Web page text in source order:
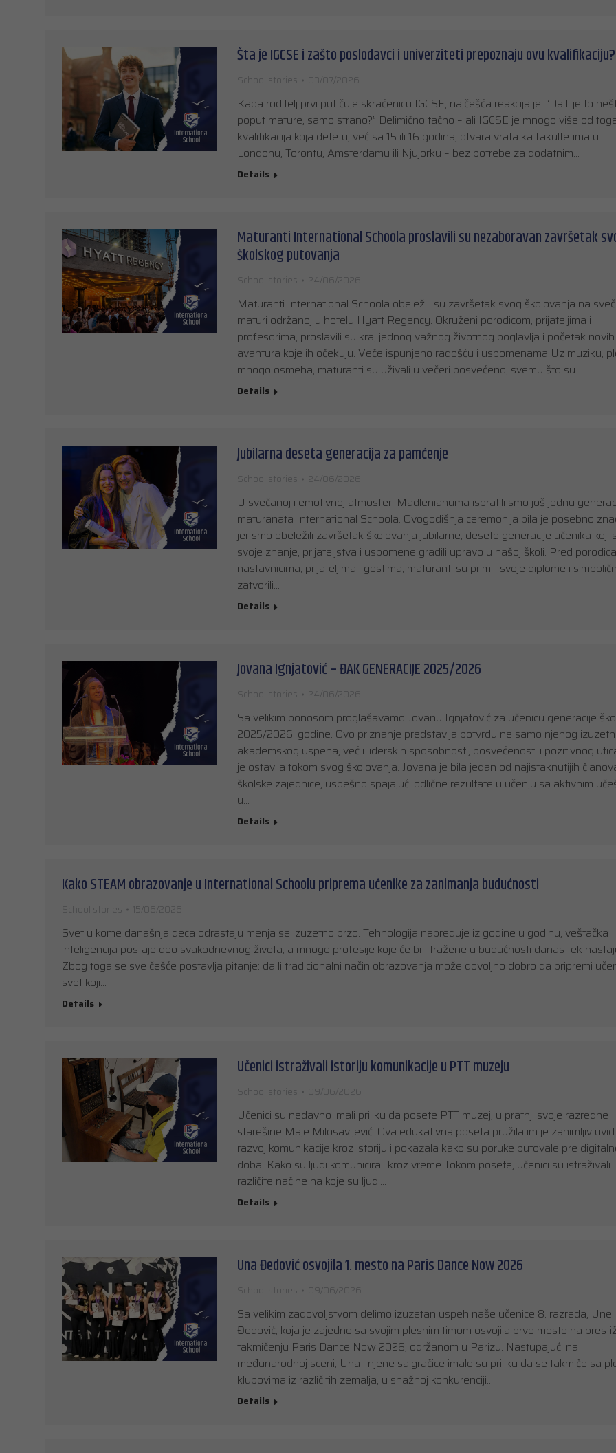
Šta je IGCSE i zašto poslodavci i univerziteti prepoznaju ovu kvalifikaciju?
School stories 03/07/2026
Kada roditelj prvi put čuje skraćenicu IGCSE, najčešća reakcija je: “Da li je to
poput mature, samo strano?” Delimično tačno – ali IGCSE je mnogo više od
kvalifikacija koja detetu, već sa 15 ili 16 godina, otvara vrata ka fakultetima u
Londonu, Torontu, Amsterdamu ili Njujorku – bez potrebe za dodatnim…
Details
Maturanti International Schoola proslavili su nezaboravan završetak
školskog putovanja
School stories 24/06/2026
Maturanti International Schoola obeležili su završetak svog školovanja na
maturi održanoj u hotelu Hyatt Regency. Okruženi porodicom, prijateljima i
profesorima, proslavili su kraj jednog važnog životnog poglavlja i početak novih
avantura koje ih očekuju. Veče ispunjeno radošću i uspomenama Uz muziku,
mnogo osmeha, maturanti su uživali u večeri posvećenoj svemu što su…
Details
Jubilarna deseta generacija za pamćenje
School stories 24/06/2026
U svečanoj i emotivnoj atmosferi Madlenianuma ispratili smo još jednu
maturanata International Schoola. Ovogodišnja ceremonija bila je posebno
jer smo obeležili završetak školovanja jubilarne, desete generacije učenika koji
svoje znanje, prijateljstva i uspomene gradili upravo u našoj školi. Pred
nastavnicima, prijateljima i gostima, maturanti su primili svoje diplome i
zatvorili…
Details
Jovana Ignjatović – ĐAK GENERACIJE 2025/2026
School stories 24/06/2026
Sa velikim ponosom proglašavamo Jovanu Ignjatović za učenicu generacije
2025/2026. godine. Ovo priznanje predstavlja potvrdu ne samo njenog
akademskog uspeha, već i liderskih sposobnosti, posvećenosti i pozitivnog
je ostavila tokom svog školovanja. Jovana je bila jedan od najistaknutijih
školske zajednice, uspešno spajajući odlične rezultate u učenju sa aktivnim
u…
Details
Kako STEAM obrazovanje u International Schoolu priprema učenike za zanimanja budućnosti
School stories 15/06/2026
Svet u kome današnja deca odrastaju menja se izuzetno brzo. Tehnologija napreduje iz godine u godinu, veštačka
inteligencija postaje deo svakodnevnog života, a mnoge profesije koje će biti tražene u budućnosti danas tek
Zbog toga se sve češće postavlja pitanje: da li tradicionalni način obrazovanja može dovoljno dobro da pripremi
svet koji…
Details
Učenici istraživali istoriju komunikacije u PTT muzeju
School stories 09/06/2026
Učenici su nedavno imali priliku da posete PTT muzej, u pratnji svoje razredne
starešine Maje Milosavljević. Ova edukativna poseta pružila im je zanimljiv
razvoj komunikacije kroz istoriju i pokazala kako su poruke putovale pre
doba. Kako su ljudi komunicirali kroz vreme Tokom posete, učenici su istraživali
različite načine na koje su ljudi…
Details
Una Đedović osvojila 1. mesto na Paris Dance Now 2026
School stories 09/06/2026
Sa velikim zadovoljstvom delimo izuzetan uspeh naše učenice 8. razreda, Une
Đedović, koja je zajedno sa svojim plesnim timom osvojila prvo mesto na
takmičenju Paris Dance Now 2026, održanom u Parizu. Nastupajući na
međunarodnoj sceni, Una i njene saigračice imale su priliku da se takmiče sa
klubovima iz različitih zemalja, u snažnoj konkurenciji…
Details